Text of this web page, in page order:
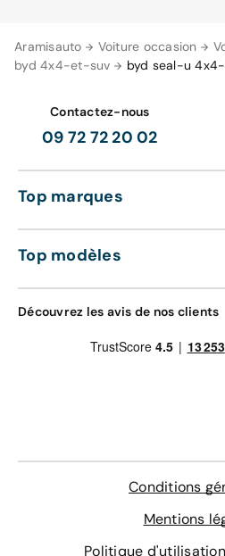
Aramisauto Voiture occasion
byd 4x4-et-suv
byd seal-u
Contactez-nous
09 72 72 20 02
Top marques
Top modèles
Découvrez les avis de nos clients
Conditions
Mentions
Politique